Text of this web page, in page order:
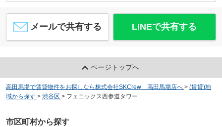
メールで共有する LINEで共有する
ページトップへ
高田馬場で賃貸物件をお探しなら株式会社SKCrew 高田馬場店へ > (賃貸)地
域から探す > 渋谷区 > フェニックス西参道タワー
市区町村から探す